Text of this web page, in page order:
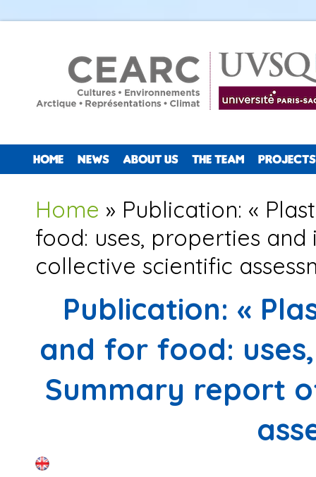
HOME NEWS ABOUT US THE TEAM PROJECTS
You are here
Home » Publication: «
food: uses, properties
collective scientific
Publication: «
and for food:
Summary report